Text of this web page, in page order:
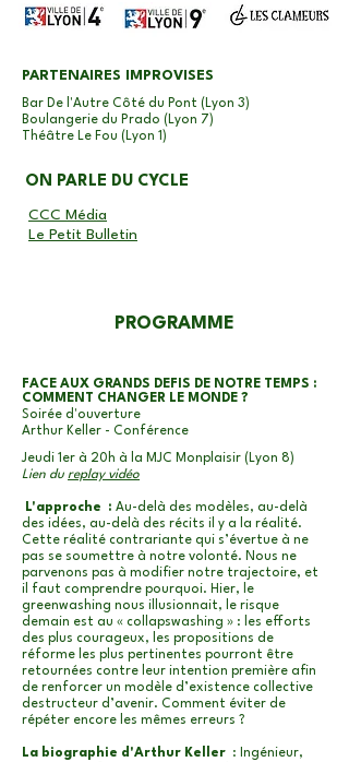
PARTENAIRES IMPROVISES
Bar De l'Autre Côté du Pont (Lyon 3)
Boulangerie du Prado (Lyon 7)
Théâtre Le Fou (Lyon 1)
ON PARLE DU CYCLE
CCC Média
Le Petit Bulletin
PROGRAMME
FACE AUX GRANDS DEFIS DE NOTRE TEMPS :
COMMENT CHANGER LE MONDE ?
Soirée d'ouverture
Arthur Keller - Conférence
Jeudi 1er à 20h à la MJC Monplaisir (Lyon 8)
Lien du replay vidéo
L'approche : Au-delà des modèles, au-delà
des idées, au-delà des récits il y a la réalité.
Cette réalité contrariante qui s’évertue à ne
pas se soumettre à notre volonté. Nous ne
parvenons pas à modifier notre trajectoire, et
il faut comprendre pourquoi. Hier, le
greenwashing nous illusionnait, le risque
demain est au « collapswashing » : les efforts
des plus courageux, les propositions de
réforme les plus pertinentes pourront être
retournées contre leur intention première afin
de renforcer un modèle d’existence collective
destructeur d’avenir. Comment éviter de
répéter encore les mêmes erreurs ?
La biographie d'Arthur Keller : Ingénieur,